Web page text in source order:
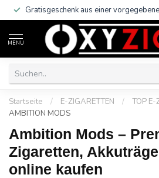
Gratisgeschenk aus einer
MENU
Startseite / E-ZIGARETTEN / TOP E-
AMBITION MODS
Ambition Mods –
Zigaretten,
online kaufen